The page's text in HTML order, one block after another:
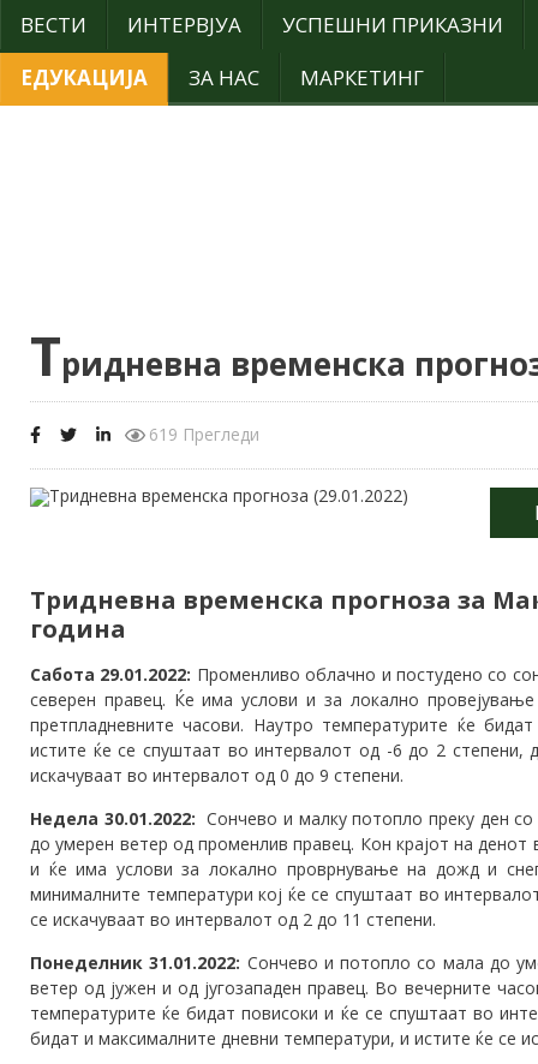
ВЕСТИ ИНТЕРВЈУА
УСПЕШНИ ПРИКАЗНИ
ЕДУКАЦИЈА
ЗА НАС МАРКЕТИНГ
Тридневна временска
619 Прегледи
Тридневна временска прогноза за
година
Сабота 29.01.2022: Променливо облачно и постудено со
северен правец. Ќе има услови и за локално
претпладневните часови. Наутро температурите ќе
истите ќе се спуштаат во интервалот од -6 до 2 степени,
искачуваат во интервалот од 0 до 9 степени.
Недела 30.01.2022:Сончево и малку потопло преку ден
до умерен ветер од променлив правец. Кон крајот на
и ќе има услови за локално проврнување на дожд и
минималните температури кој ќе се спуштаат во
се искачуваат во интервалот од 2 до 11 степени.
Понеделник 31.01.2022: Сончево и потопло со мала до
ветер од јужен и од југозападен правец. Во вечерните
температурите ќе бидат повисоки и ќе се спуштаат во
бидат и максималните дневни температури, и истите ќе се